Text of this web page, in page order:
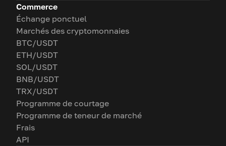
Commerce
Échange ponctuel
Marchés des cryptomonnaies
BTC/USDT
ETH/USDT
SOL/USDT
BNB/USDT
TRX/USDT
Programme de courtage
Programme de teneur de marché
Frais
API